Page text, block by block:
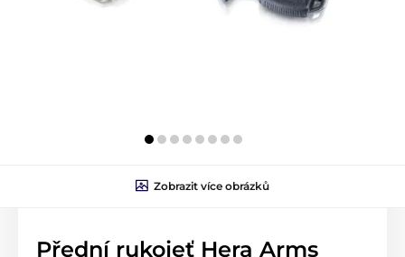
Zobrazit více obrázků
Přední rukojeť Hera Arms